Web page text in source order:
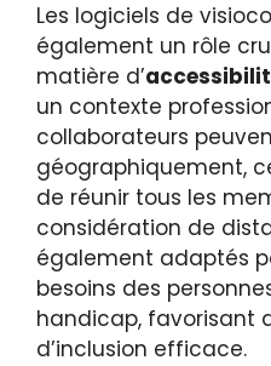
Les logiciels de
également un rôle
matière d’
un contexte
collaborateurs
géographiquement,
de réunir tous les
considération de
également adaptés
besoins des
handicap, favorisant
d’inclusion efficace.